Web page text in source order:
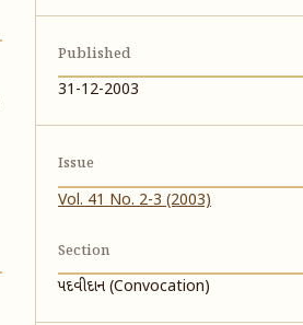
Published
31-12-2003
Issue
Vol. 41 No. 2-3 (2003)
Section
પદવીદાન (Convocation)